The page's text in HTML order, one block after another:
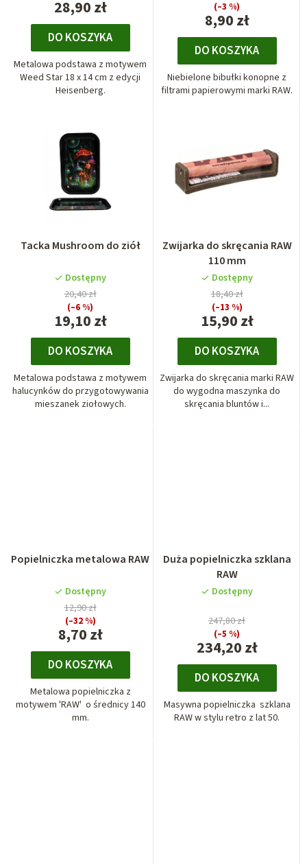
28,90 zł
DO KOSZYKA
Metalowa podstawa z motywem
Weed Star 18 x 14 cm z edycji
Heisenberg.
8,90 zł
(–3 %)
DO KOSZYKA
Niebielone bibułki konopne z
filtrami papierowymi marki RAW.
Tacka Mushroom do ziół
Dostępny
19,10 zł
20,40 zł
(–6 %)
DO KOSZYKA
Metalowa podstawa z motywem
halucynków do przygotowywania
mieszanek ziołowych.
Zwijarka do skręcania RAW
110 mm
Dostępny
15,90 zł
18,40 zł
(–13 %)
DO KOSZYKA
Zwijarka do skręcania marki RAW
do wygodna maszynka do
skręcania bluntów i...
Popielniczka metalowa RAW
Dostępny
8,70 zł
12,90 zł
(–32 %)
DO KOSZYKA
Metalowa popielniczka z
motywem 'RAW' o średnicy 140
mm.
Duża popielniczka szklana
RAW
Dostępny
234,20 zł
247,80 zł
(–5 %)
DO KOSZYKA
Masywna popielniczka szklana
RAW w stylu retro z lat 50.